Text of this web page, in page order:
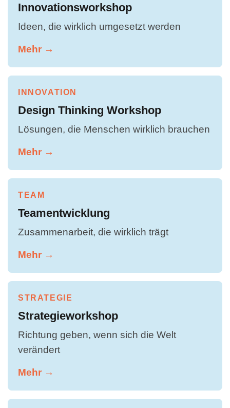
Innovationsworkshop
Ideen, die wirklich umgesetzt werden
Mehr →
INNOVATION
Design Thinking Workshop
Lösungen, die Menschen wirklich brauchen
Mehr →
TEAM
Teamentwicklung
Zusammenarbeit, die wirklich trägt
Mehr →
STRATEGIE
Strategieworkshop
Richtung geben, wenn sich die Welt
verändert
Mehr →